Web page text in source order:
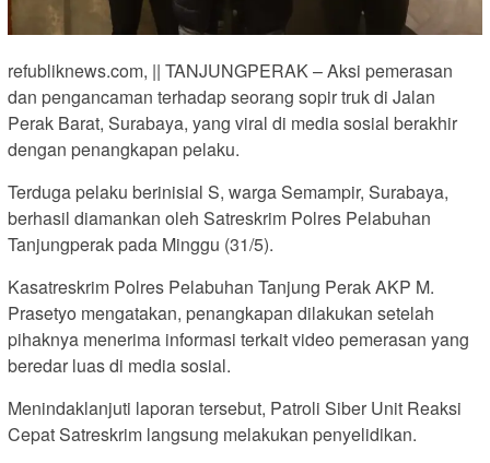
refubliknews.com, || TANJUNGPERAK – Aksi pemerasan
dan pengancaman terhadap seorang sopir truk di Jalan
Perak Barat, Surabaya, yang viral di media sosial berakhir
dengan penangkapan pelaku.
Terduga pelaku berinisial S, warga Semampir, Surabaya,
berhasil diamankan oleh Satreskrim Polres Pelabuhan
Tanjungperak pada Minggu (31/5).
Kasatreskrim Polres Pelabuhan Tanjung Perak AKP M.
Prasetyo mengatakan, penangkapan dilakukan setelah
pihaknya menerima informasi terkait video pemerasan yang
beredar luas di media sosial.
Menindaklanjuti laporan tersebut, Patroli Siber Unit Reaksi
Cepat Satreskrim langsung melakukan penyelidikan.